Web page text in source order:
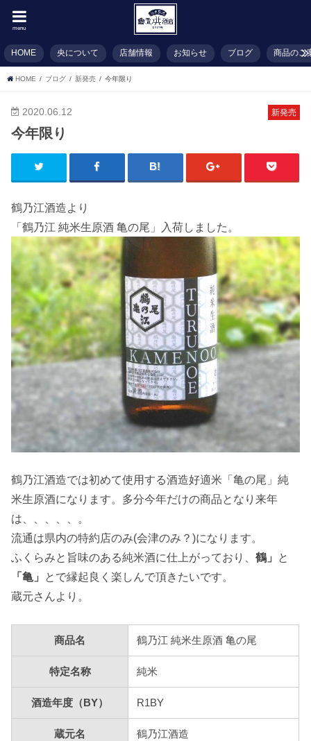
menu
HOME 央について 店舗情報 お知らせ ブログ 商品のご
HOME ブログ 新発売 今年限り
新発売
2020.06.12
今年限り
鶴乃江酒造より
「鶴乃江 純米生原酒 亀の尾」入荷しました。
鶴乃江酒造では初めて使用する酒造好適米「亀の尾」純
米生原酒になります。多分今年だけの商品となり来年
は、、、、、。
流通は県内の特約店のみ(会津のみ？)になります。
ふくらみと旨味のある純米酒に仕上がっており、鶴」 と
「亀」 とで縁起良く楽しんで頂きたいです。
蔵元さんより。
商品名 鶴乃江 純米生原酒 亀の尾
特定名称 純米
酒造年度（BY） R1BY
蔵元名 鶴乃江酒造